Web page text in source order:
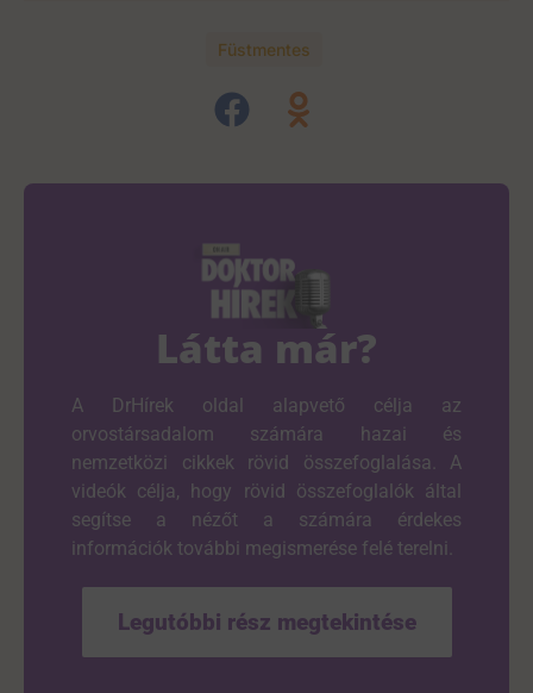
Füstmentes
Látta már?
A DrHírek oldal alapvető célja az
orvostársadalom számára hazai és
nemzetközi cikkek rövid összefoglalása. A
videók célja, hogy rövid összefoglalók által
segítse a nézőt a számára érdekes
információk további megismerése felé terelni.
Legutóbbi rész megtekintése